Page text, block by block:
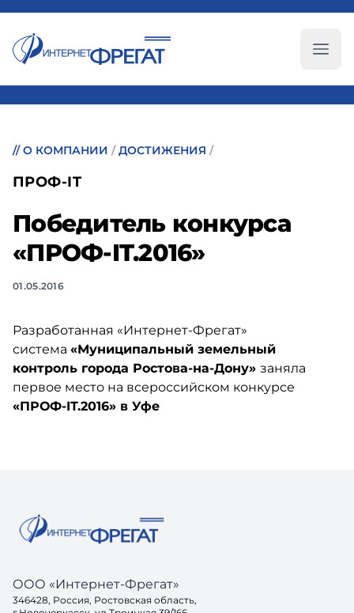
// О КОМПАНИИ / ДОСТИЖЕНИЯ /
ПРОФ-IT
Победитель конкурса
«ПРОФ-IT.2016»
01.05.2016
Разработанная «Интернет-Фрегат»
система «Муниципальный земельный
контроль города Ростова-на-Дону» заняла
первое место на всероссийском конкурсе
«ПРОФ-IT.2016» в Уфе
ООО «Интернет-Фрегат»
346428, Россия, Ростовская область,